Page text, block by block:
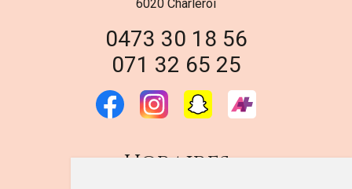
6020 Charleroi
0473 30 18 56
071 32 65 25
Horaires